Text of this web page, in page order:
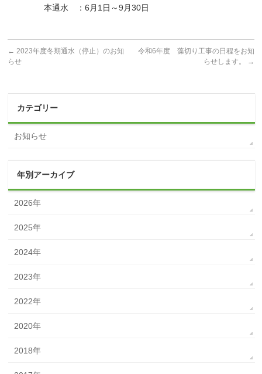
本通水 ：6月1日～9月30日
← 2023年度冬期通水（停止）のお知
らせ
令和6年度 藻切り工事の日程をお知
らせします。
→
カテゴリー
お知らせ
年別アーカイブ
2026年
2025年
2024年
2023年
2022年
2020年
2018年